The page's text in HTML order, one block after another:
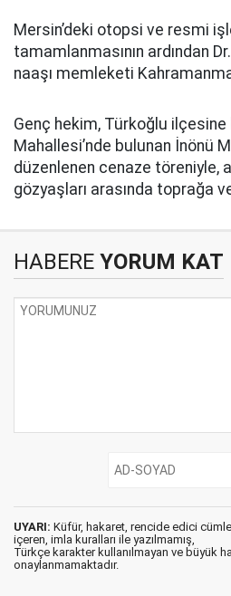
Mersin’deki otopsi ve resmi
tamamlanmasının ardından
naaşı memleketi
Genç hekim, Türkoğlu ilçesine
Mahallesi’nde bulunan İnönü
düzenlenen cenaze töreniyle,
gözyaşları arasında toprağa
HABERE YORUM KAT
UYARI: Küfür, hakaret, rencide edici
içeren, imla kuralları ile yazılmamış,
Türkçe karakter kullanılmayan ve büyük
onaylanmamaktadır.